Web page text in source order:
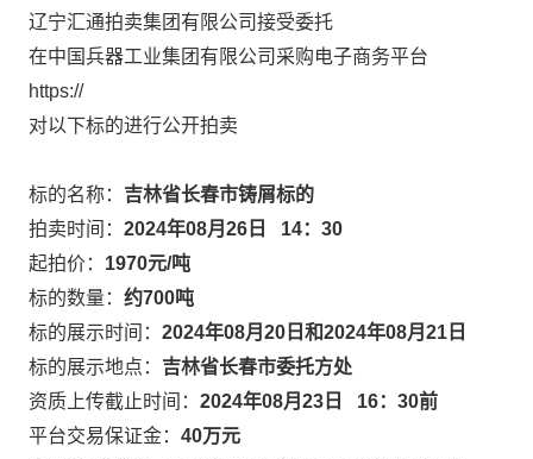
辽宁汇通拍卖集团有限公司接受委托
在中国兵器工业集团有限公司采购电子商务平台
https://
对以下标的进行公开拍卖
标的名称： 吉林省长春市铸屑标的
拍卖时间： 2024年08月 26 日 14： 30
起拍价： 1970元/吨
标的数量： 约700吨
标的展示时间： 2024年08月 20 日和2024年08月 21 日
标的展示地点： 吉林省长春市委托方处
资质上传截止时间： 2024年08月 23 日 16： 30前
平台交易保证金： 40万元